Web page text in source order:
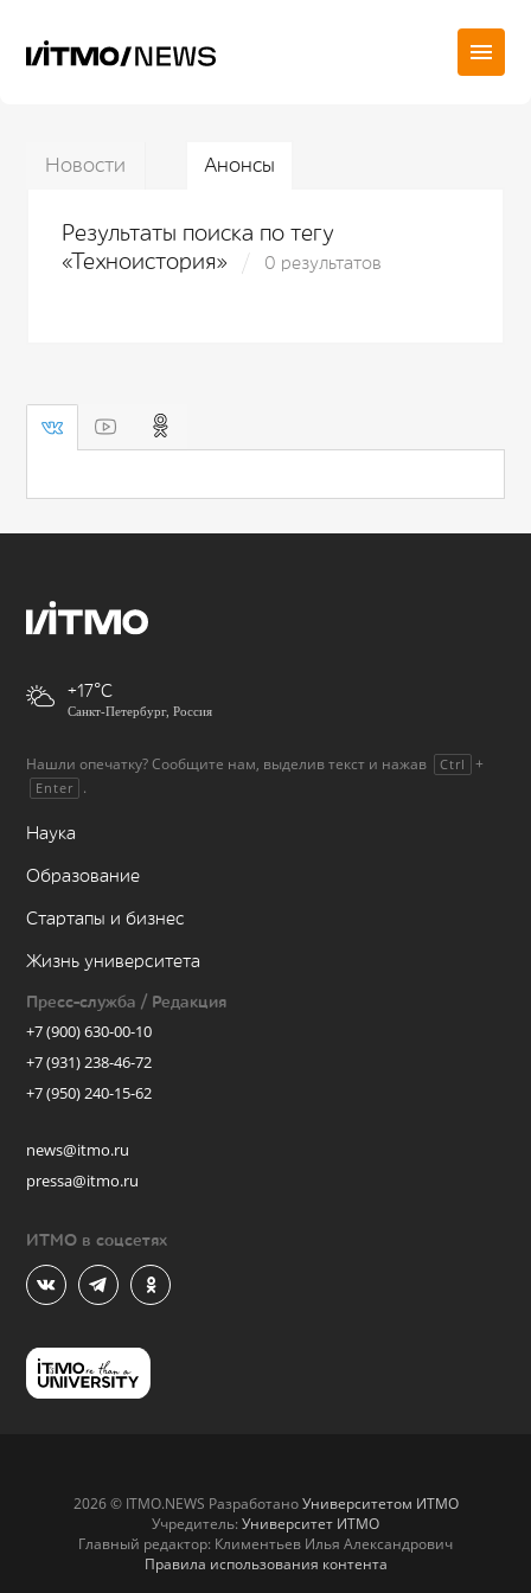
Новости Анонсы
Результаты поиска по тегу
«Техноистория»
0 результатов
+17
Санкт-Петербург, Россия
Нашли опечатку? Сообщите нам, выделив текст и нажав Ctrl +
Enter .
Наука
Образование
Стартапы и бизнес
Жизнь университета
Пресс-служба / Редакция
+7 (900) 630-00-10
+7 (931) 238-46-72
+7 (950) 240-15-62
news@itmo.ru
pressa@itmo.ru
ИТМО в соцсетях
2026 © ITMO.NEWS РазработаноУниверситетом ИТМО
Учредитель: Университет ИТМО
Главный редактор: Климентьев Илья Александрович
Правила использования контента